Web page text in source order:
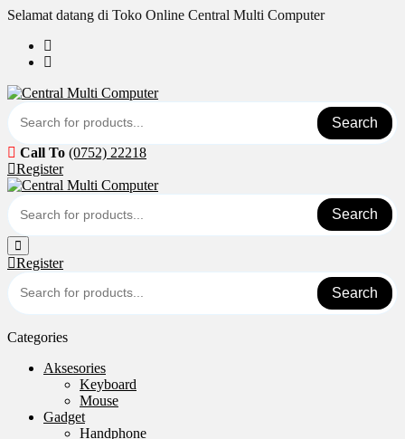
Skip
content
Selamat datang di Toko Online Central Multi Computer
Search
Call To (0752) 22218
Register
Search
Register
Search
Categories
Aksesories
Keyboard
Mouse
Gadget
Handphone